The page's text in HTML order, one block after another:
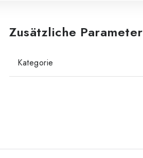
Zusätzliche Parameter
Kategorie